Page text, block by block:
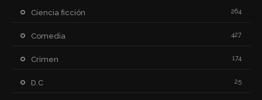
Ciencia ficción 264
Comedia 427
Crimen 174
D.C 25